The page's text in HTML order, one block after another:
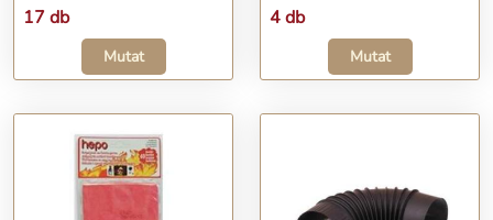
17 db
Mutat
4 db
Mutat